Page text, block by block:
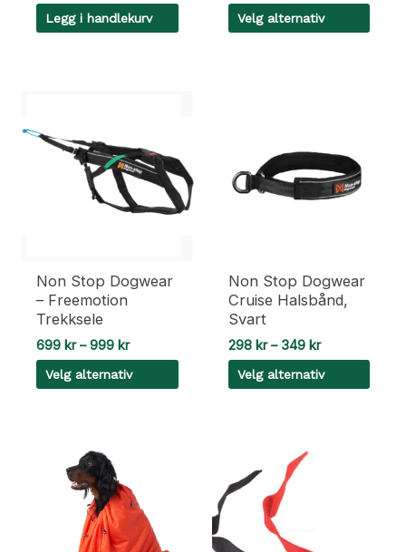
Legg i handlekurv Velg alternativ
Alternativene
kan
Non Stop Dogwear
– Freemotion
Trekksele
699 kr – 999 krPrisområde:
699 kr
til
999 kr
Velg alternativ
varianter.
Alternativene
Non Stop Dogwear
Cruise Halsbånd,
Svart
298 kr – 349 krPrisområde:
298 kr
til
349 kr
Velg alternativ
flere
varianter.
Alternativene